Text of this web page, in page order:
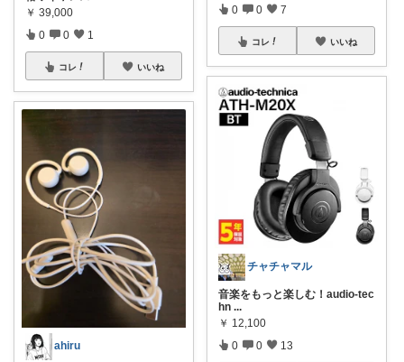
￥ 39,000
0 0 1
コレ いいね
ahiru
0 0 7
コレ いいね
チャチャマル
音楽をもっと楽しむ！audio-tec
hn ...
￥ 12,100
0 0 13